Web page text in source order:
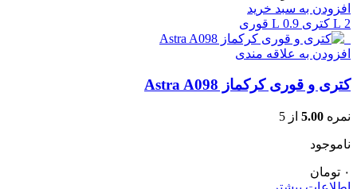
افزودن به سبد خرید
2 L کتری
0.9 L قوری
افزودن به علاقه مندی
کتری و قوری کرکماز Astra A098
نمره 5.00 از 5
ناموجود
۰ تومان